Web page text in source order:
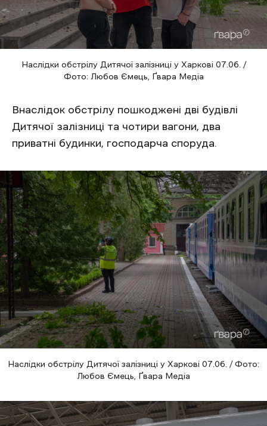
Наслідки обстрілу Дитячої залізниці у Харкові 07.06. /
Фото: Любов Ємець, Ґвара Медіа
Внаслідок обстрілу пошкоджені дві будівлі
Дитячої залізниці та чотири вагони, два
приватні будинки, господарча споруда.
Наслідки обстрілу Дитячої залізниці у Харкові 07.06. / Фото:
Любов Ємець, Ґвара Медіа